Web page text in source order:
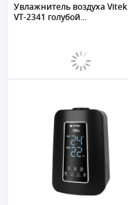
Увлажнитель воздуха Vitek
VT-2341 голубой...